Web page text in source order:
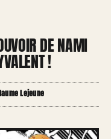
DE NAMI
!
Lejeune